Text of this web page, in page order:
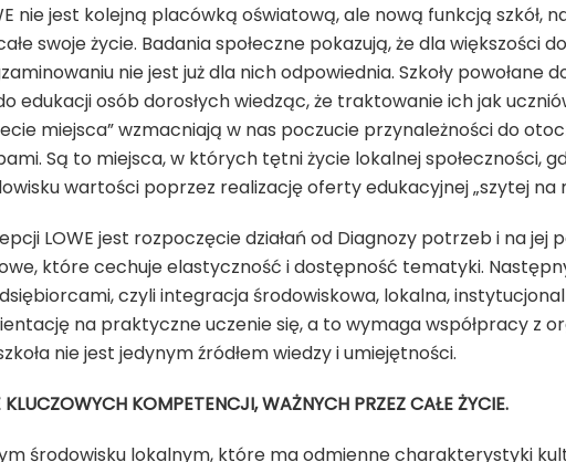
nie jest kolejną placówką oświatową, ale nową funkcją szkół,
swoje życie. Badania społeczne pokazują, że dla większości
nie jest już dla nich odpowiednia. Szkoły powołane
edukacji osób dorosłych wiedząc, że traktowanie ich jak
miejsca” wzmacniają w nas poczucie przynależności do
Są to miejsca, w których tętni życie lokalnej społeczności,
wartości poprzez realizację oferty edukacyjnej „szytej na
LOWE jest rozpoczęcie działań od Diagnozy potrzeb i na
które cechuje elastyczność i dostępność tematyki.
czyli integracja środowiskowa, lokalna,
na praktyczne uczenie się, a to wymaga współpracy z
nie jest jedynym źródłem wiedzy i umiejętności.
KOMPETENCJI, WAŻNYCH PRZEZ CAŁE ŻYCIE.
środowisku lokalnym, które ma odmienne charakterystyki